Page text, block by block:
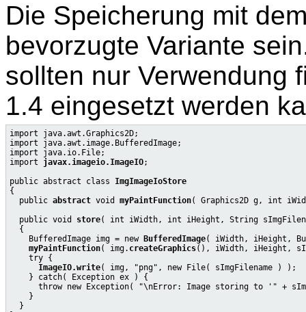
Die Speicherung mit
bevorzugte Variante
sollten nur Verwendung
1.4 eingesetzt werden
import java.awt.Graphics2D;
import java.awt.image.BufferedImage;
import java.io.File;
import javax.imageio.ImageIO;
public abstract class ImgImageIoStore
{
  public
abstract void myPaintFunction( Graphics2D g, int
  public void
store( int iWidth, int iHeight, String
  {
    BufferedImage img = new
BufferedImage( iWidth, iHeight,
myPaintFunction( img. createGraphics(), iWidth, iHeight,
    try {
ImageIO.write( img, "png", new File( sImgFilename ) );
    } catch( Exception ex ) {
throw new Exception( "\nError: Image storing to '" +
    }
  }